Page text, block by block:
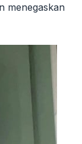
menegaskan